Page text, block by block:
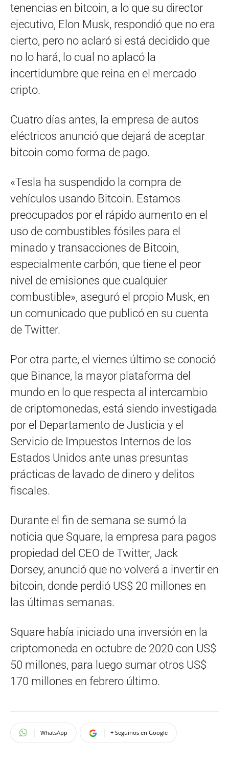
tenencias en bitcoin, a lo que su director
ejecutivo, Elon Musk, respondió que no era
cierto, pero no aclaró si está decidido que
no lo hará, lo cual no aplacó la
incertidumbre que reina en el mercado
cripto.
Cuatro días antes, la empresa de autos
eléctricos anunció que dejará de aceptar
bitcoin como forma de pago.
«Tesla ha suspendido la compra de
vehículos usando Bitcoin. Estamos
preocupados por el rápido aumento en el
uso de combustibles fósiles para el
minado y transacciones de Bitcoin,
especialmente carbón, que tiene el peor
nivel de emisiones que cualquier
combustible», aseguró el propio Musk, en
un comunicado que publicó en su cuenta
de Twitter.
Por otra parte, el viernes último se conoció
que Binance, la mayor plataforma del
mundo en lo que respecta al intercambio
de criptomonedas, está siendo investigada
por el Departamento de Justicia y el
Servicio de Impuestos Internos de los
Estados Unidos ante unas presuntas
prácticas de lavado de dinero y delitos
fiscales.
Durante el fin de semana se sumó la
noticia que Square, la empresa para pagos
propiedad del CEO de Twitter, Jack
Dorsey, anunció que no volverá a invertir en
bitcoin, donde perdió US$ 20 millones en
las últimas semanas.
Square había iniciado una inversión en la
criptomoneda en octubre de 2020 con US$
50 millones, para luego sumar otros US$
170 millones en febrero último.
WhatsApp + Seguinos en Google